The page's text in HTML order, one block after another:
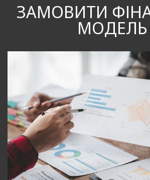
ЗАМОВИТИ
МОДЕЛЬ